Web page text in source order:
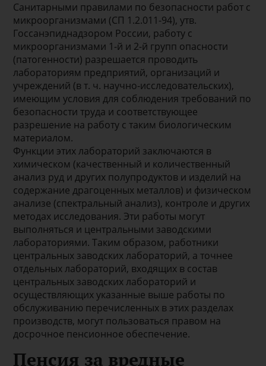
Санитарными правилами по безопасности работ с
микроорганизмами (СП 1.2.011-94), утв.
Госсанэпиднадзором России, работу с
микроорганизмами 1-й и 2-й групп опасности
(патогенности) разрешается проводить
лабораториям предприятий, организаций и
учреждений (в т. ч. научно-исследовательских),
имеющим условия для соблюдения требований по
безопасности труда и соответствующее
разрешение на работу с таким биологическим
материалом.
Функции этих лабораторий заключаются в
химическом (качественный и количественный
анализ руд и других полупродуктов и изделий на
содержание драгоценных металлов) и физическом
анализе (спектральный анализ), контроле и других
методах исследования. Эти работы могут
выполняться и центральными заводскими
лабораториями. Таким образом, работники
центральных заводских лабораторий, а точнее
отдельных лабораторий, входящих в состав
центральных заводских лабораторий и
осуществляющих указанные выше работы по
обслуживанию перечисленных в этих разделах
производств, могут пользоваться правом на
досрочное пенсионное обеспечение.
Пенсия за вредные